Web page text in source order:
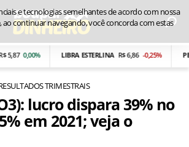
0,00% LIBRA ESTERLINA R$ 6,86 -0,25%
TRIMESTRAIS
lucro dispara 39% no
em 2021; veja o
e tecnologias semelhantes de acordo com nossa
ao continuar navegando, você concorda com estas